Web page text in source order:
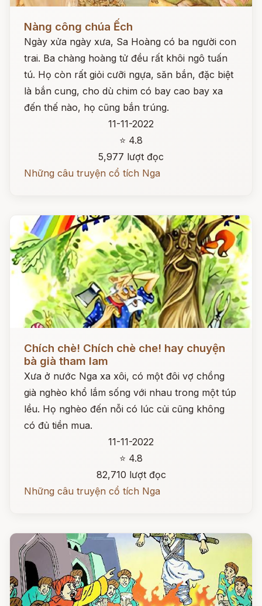
Nàng công chúa Ếch
Ngày xửa ngày xưa, Sa Hoàng có ba người con
trai. Ba chàng hoàng tử đều rất khôi ngô tuấn
tú. Họ còn rất giỏi cưỡi ngựa, săn bắn, đặc biệt
là bắn cung, cho dù chim có bay cao bay xa
đến thế nào, họ cũng bắn trúng.
11-11-2022
⭐ 4.8
5,977 lượt đọc
Những câu truyện cổ tích Nga
Chích chè! Chích chè che! hay chuyện
bà già tham lam
Xưa ở nước Nga xa xôi, có một đôi vợ chồng
già nghèo khổ lắm sống với nhau trong một túp
lều. Họ nghèo đến nỗi có lúc củi cũng không
có đủ tiền mua.
11-11-2022
⭐ 4.8
82,710 lượt đọc
Những câu truyện cổ tích Nga